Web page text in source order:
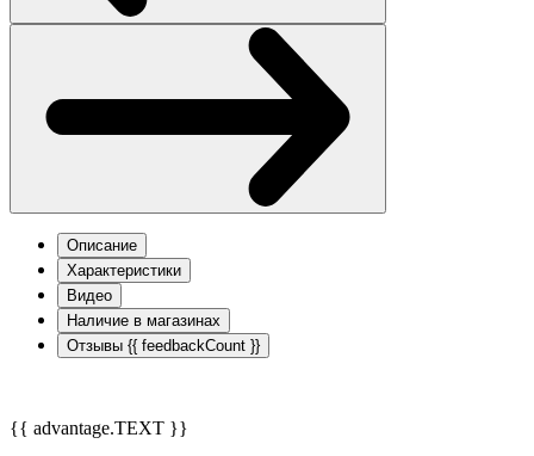
Описание
Характеристики
Видео
Наличие в магазинах
Отзывы {{ feedbackCount }}
{{ advantage.TEXT }}